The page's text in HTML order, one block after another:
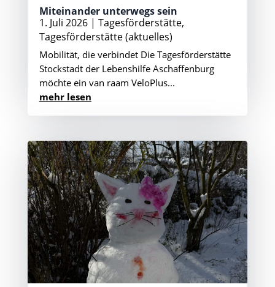
Miteinander unterwegs sein
1. Juli 2026| Tagesförderstätte,
Tagesförderstätte (aktuelles)
Mobilität, die verbindet Die Tagesförderstätte
Stockstadt der Lebenshilfe Aschaffenburg
möchte ein van raam VeloPlus...
mehr lesen